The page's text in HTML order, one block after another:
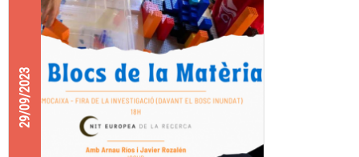
29/09/2023